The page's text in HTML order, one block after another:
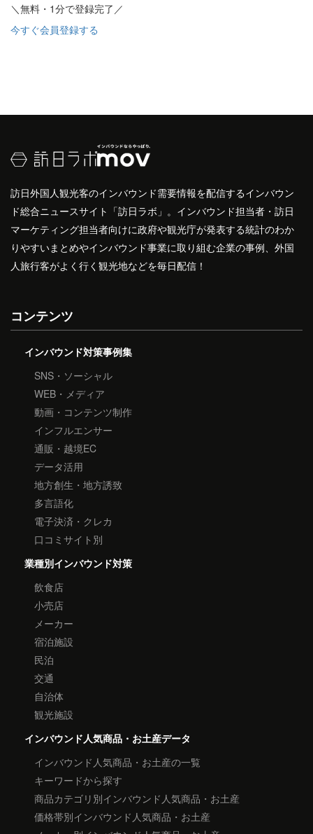
＼無料・1分で登録完了／
今すぐ会員登録する
訪日外国人観光客のインバウンド需要情報を配信するインバウン
ド総合ニュースサイト「訪日ラボ」。インバウンド担当者・訪日
マーケティング担当者向けに政府や観光庁が発表する統計のわか
りやすいまとめやインバウンド事業に取り組む企業の事例、外国
人旅行客がよく行く観光地などを毎日配信！
コンテンツ
インバウンド対策事例集
SNS・ソーシャル
WEB・メディア
動画・コンテンツ制作
インフルエンサー
通販・越境EC
データ活用
地方創生・地方誘致
多言語化
電子決済・クレカ
口コミサイト別
業種別インバウンド対策
飲食店
小売店
メーカー
宿泊施設
民泊
交通
自治体
観光施設
インバウンド人気商品・お土産データ
インバウンド人気商品・お土産の一覧
キーワードから探す
商品カテゴリ別インバウンド人気商品・お土産
価格帯別インバウンド人気商品・お土産